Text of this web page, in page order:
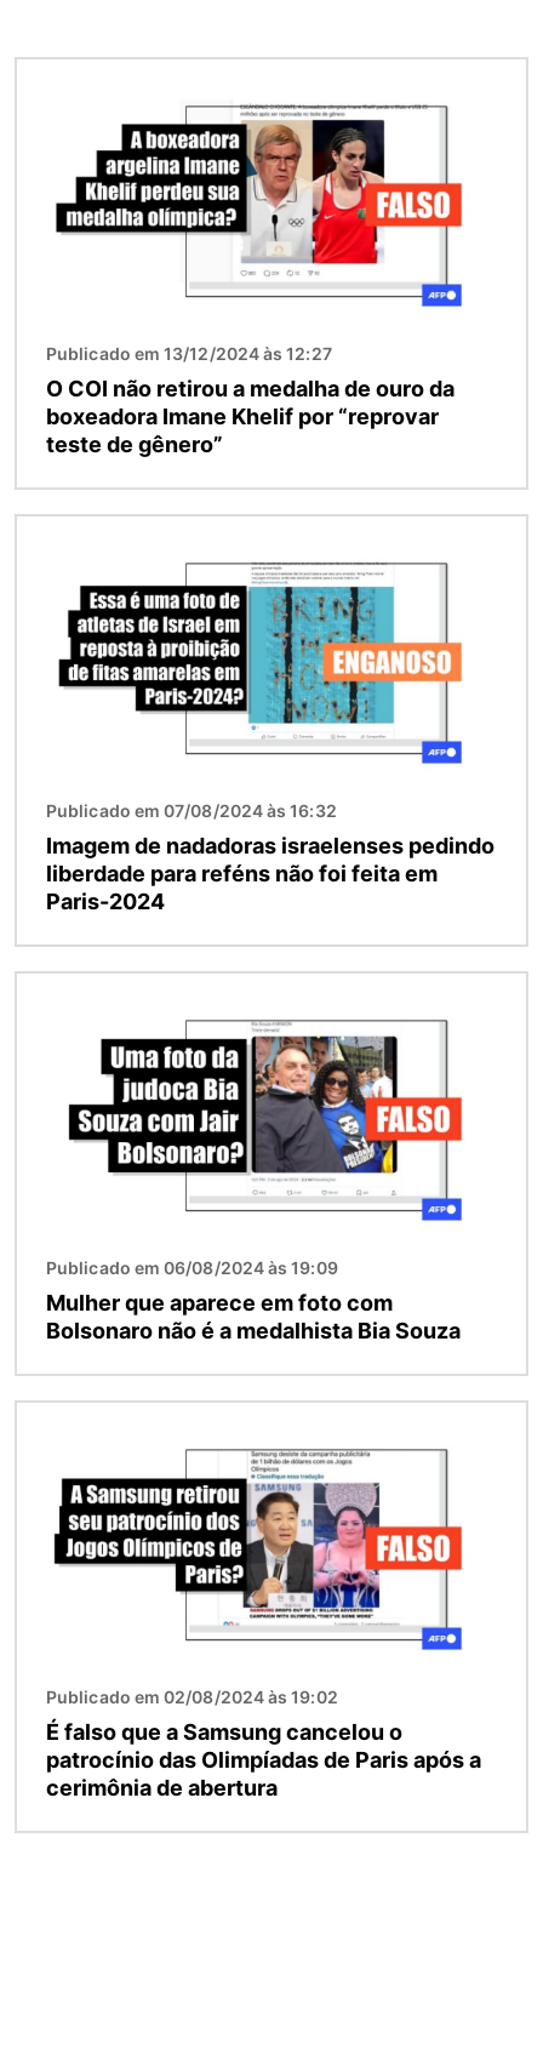
Publicado em 13/12/2024 às 12:27
O COI não retirou a medalha de ouro da
boxeadora Imane Khelif por “reprovar
teste de gênero”
Publicado em 07/08/2024 às 16:32
Imagem de nadadoras israelenses pedindo
liberdade para reféns não foi feita em
Paris-2024
Publicado em 06/08/2024 às 19:09
Mulher que aparece em foto com
Bolsonaro não é a medalhista Bia Souza
Publicado em 02/08/2024 às 19:02
É falso que a Samsung cancelou o
patrocínio das Olimpíadas de Paris após a
cerimônia de abertura